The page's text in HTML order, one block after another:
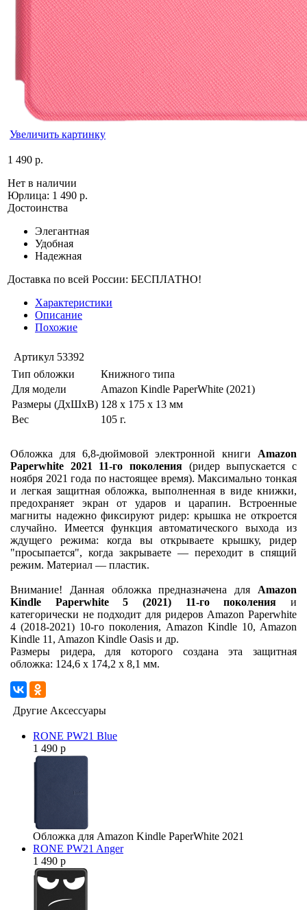
Увеличить картинку
1 490 р.
Нет в наличии
Юрлица: 1 490 р.
Достоинства
Элегантная
Удобная
Надежная
Доставка по всей России: БЕСПЛАТНО!
Характеристики
Описание
Похожие
Артикул 53392
Тип обложки
Книжного типа
Для модели
Amazon Kindle PaperWhite (2021)
Размеры (ДхШхВ) 128 x 175 x 13 мм
Вес
105 г.
Обложка для 6,8-дюймовой электронной книги Amazon
Paperwhite 2021 11-го поколения (ридер выпускается с
ноября 2021 года по настоящее время). Максимально тонкая
и легкая защитная обложка, выполненная в виде книжки,
предохраняет экран от ударов и царапин. Встроенные
магниты надежно фиксируют ридер: крышка не откроется
случайно. Имеется функция автоматического выхода из
ждущего режима: когда вы открываете крышку, ридер
"просыпается", когда закрываете — переходит в спящий
режим. Материал — пластик.
Внимание! Данная обложка предназначена для Amazon
Kindle Paperwhite 5 (2021) 11-го поколения и
категорически не подходит для ридеров Amazon Paperwhite
4 (2018-2021) 10-го поколения, Amazon Kindle 10, Amazon
Kindle 11, Amazon Kindle Oasis и др.
Размеры ридера, для которого создана эта защитная
обложка: 124,6 x 174,2 x 8,1 мм.
Другие Аксессуары
RONE PW21 Blue
1 490 р
Обложка для Amazon Kindle PaperWhite 2021
RONE PW21 Anger
1 490 р